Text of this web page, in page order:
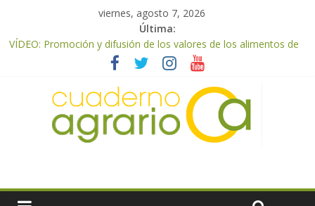
viernes, agosto 7, 2026
Última:
VÍDEO: Promoción y difusión de los valores de los alimentos de
origen cooperativo en escuelas de hostelería
UPA Granada advierte de una vendimia marcada por el
desplome de la demanda, que obligará a muchos viticultores a
dejar la uva en el campo
El Ministerio de Agricultura, Pesca y Alimentación impulsa un
nuevo protocolo de certificación del ibérico para reforzar la
meteorológicas y la incertidumbre en los precios